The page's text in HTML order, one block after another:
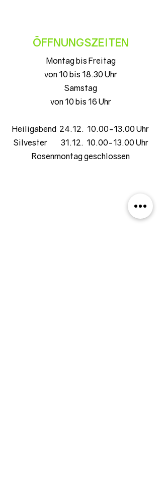
ÖFFNUNGSZEITEN
Montag bis Freitag
von 10 bis 18.30 Uhr
Samstag
von 10 bis 16 Uhr
Heiligabend 24.12. 10.00-13.00 Uhr
Silvester 31.12. 10.00-13.00 Uhr
Rosenmontag geschlossen